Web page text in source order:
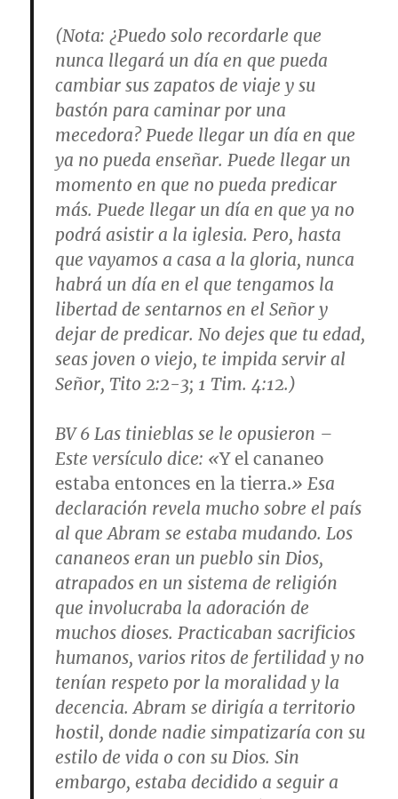
(Nota: ¿Puedo solo recordarle que
nunca llegará un día en que pueda
cambiar sus zapatos de viaje y su
bastón para caminar por una
mecedora? Puede llegar un día en que
ya no pueda enseñar. Puede llegar un
momento en que no pueda predicar
más. Puede llegar un día en que ya no
podrá asistir a la iglesia. Pero, hasta
que vayamos a casa a la gloria, nunca
habrá un día en el que tengamos la
libertad de sentarnos en el Señor y
dejar de predicar. No dejes que tu edad,
seas joven o viejo, te impida servir al
Señor, Tito 2:2-3; 1 Tim. 4:12.)
BV 6 Las tinieblas se le opusieron –
Este versículo dice: «Y el cananeo
estaba entonces en la tierra.» Esa
declaración revela mucho sobre el país
al que Abram se estaba mudando. Los
cananeos eran un pueblo sin Dios,
atrapados en un sistema de religión
que involucraba la adoración de
muchos dioses. Practicaban sacrificios
humanos, varios ritos de fertilidad y no
tenían respeto por la moralidad y la
decencia. Abram se dirigía a territorio
hostil, donde nadie simpatizaría con su
estilo de vida o con su Dios. Sin
embargo, estaba decidido a seguir a